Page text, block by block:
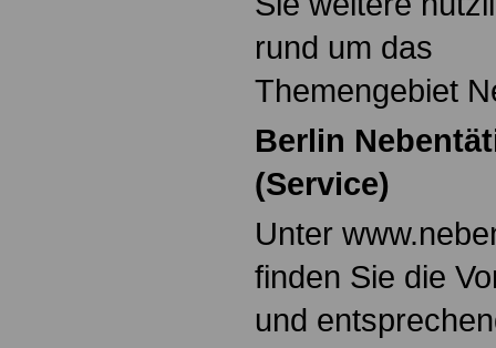
rund um das
Themengebiet
Berlin
(Service)
Unter
finden Sie die
und